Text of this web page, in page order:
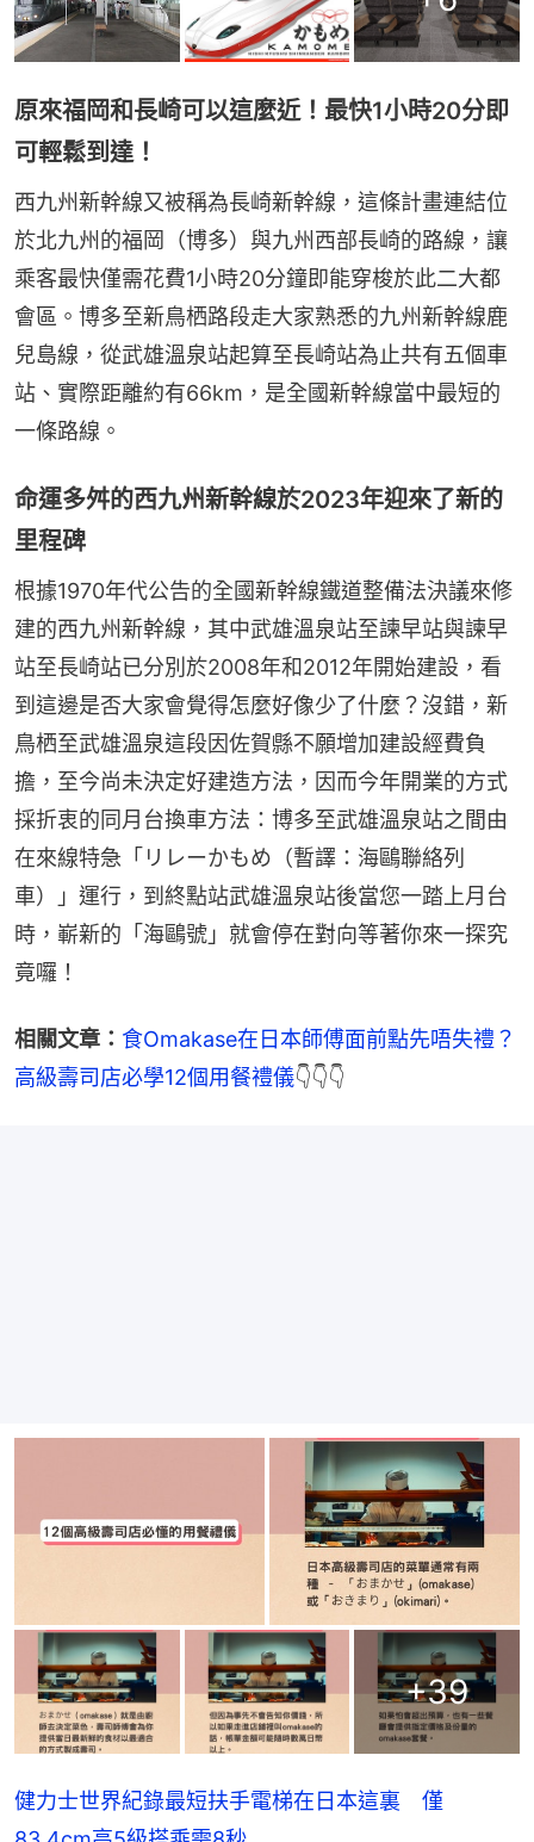
原來福岡和長崎可以這麼近！最快1小時20分即
可輕鬆到達！
西九州新幹線又被稱為長崎新幹線，這條計畫連結位
於北九州的福岡（博多）與九州西部長崎的路線，讓
乘客最快僅需花費1小時20分鐘即能穿梭於此二大都
會區。博多至新鳥栖路段走大家熟悉的九州新幹線鹿
兒島線，從武雄溫泉站起算至長崎站為止共有五個車
站、實際距離約有66km，是全國新幹線當中最短的
一條路線。
命運多舛的西九州新幹線於2023年迎來了新的
里程碑
根據1970年代公告的全國新幹線鐵道整備法決議來修
建的西九州新幹線，其中武雄溫泉站至諫早站與諫早
站至長崎站已分別於2008年和2012年開始建設，看
到這邊是否大家會覺得怎麼好像少了什麼？沒錯，新
鳥栖至武雄溫泉這段因佐賀縣不願增加建設經費負
擔，至今尚未決定好建造方法，因而今年開業的方式
採折衷的同月台換車方法：博多至武雄溫泉站之間由
在來線特急「リレーかもめ（暫譯：海鷗聯絡列
車）」運行，到終點站武雄溫泉站後當您一踏上月台
時，嶄新的「海鷗號」就會停在對向等著你來一探究
竟囉！
相關文章： 食Omakase在日本師傅面前點先唔失禮？
高級壽司店必學12個用餐禮儀👇👇👇
+39
健力士世界紀錄最短扶手電梯在日本這裏 僅